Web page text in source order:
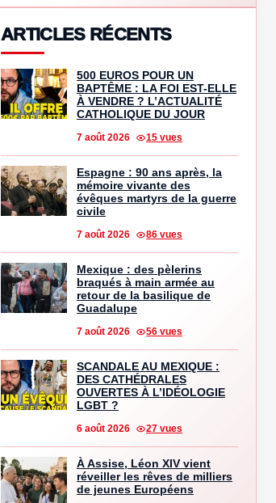
ARTICLES RÉCENTS
500 EUROS POUR UN
BAPTÊME : LA FOI EST-ELLE
À VENDRE ? L’ACTUALITÉ
CATHOLIQUE DU JOUR
7 août 2026 15 vues
Espagne : 90 ans après, la
mémoire vivante des
évêques martyrs de la guerre
civile
7 août 2026 86 vues
Mexique : des pèlerins
braqués à main armée au
retour de la basilique de
Guadalupe
7 août 2026 56 vues
SCANDALE AU MEXIQUE :
DES CATHÉDRALES
OUVERTES À L’IDÉOLOGIE
LGBT ?
6 août 2026 27 vues
À Assise, Léon XIV vient
réveiller les rêves de milliers
de jeunes Européens